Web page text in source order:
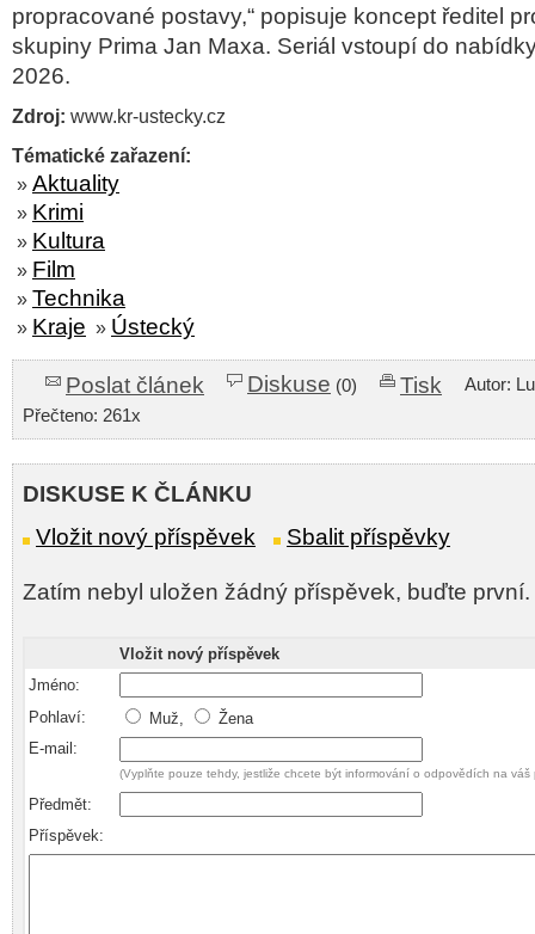
propracované postavy,“ popisuje koncept ředitel
skupiny Prima Jan Maxa. Seriál vstoupí do
2026.
Zdroj: www.kr-ustecky.cz
Tématické zařazení:
» Aktuality
» Krimi
» Kultura
» Film
» Technika
» Kraje » Ústecký
Poslat článek Diskuse (0) Tisk
Autor:
Přečteno: 261x
DISKUSE K ČLÁNKU
Vložit nový příspěvek
Sbalit příspěvky
Zatím nebyl uložen žádný příspěvek, buďte první.
Vložit nový příspěvek
Jméno:
Pohlaví:
Muž,
Žena
E-mail:
(Vyplňte pouze tehdy, jestliže chcete být informování o odpovědích na váš
Předmět:
Příspěvek: